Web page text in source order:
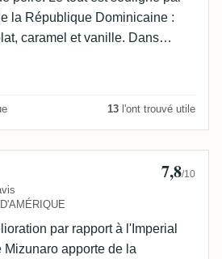
la République Dominicaine :
caramel et vanille. Dans
rhum de dégustation facile
43 % sont également très bien
Finale réussie ! 👏🏼
13 l'ont trouvé utile
rum 7,8/10
par rapport à l'Imperial
apporte de la